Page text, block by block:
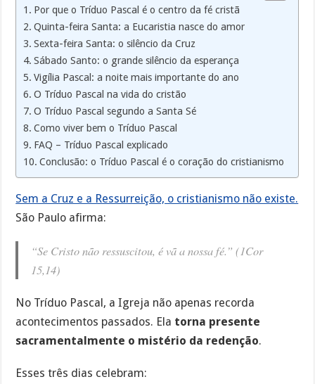
Por que o Tríduo Pascal é o centro da fé cristã
Quinta-feira Santa: a Eucaristia nasce do amor
Sexta-feira Santa: o silêncio da Cruz
Sábado Santo: o grande silêncio da esperança
Vigília Pascal: a noite mais importante do ano
O Tríduo Pascal na vida do cristão
O Tríduo Pascal segundo a Santa Sé
Como viver bem o Tríduo Pascal
FAQ – Tríduo Pascal explicado
Conclusão: o Tríduo Pascal é o coração do cristianismo
Sem a Cruz e a Ressurreição, o cristianismo não existe.
São Paulo afirma:
“Se Cristo não ressuscitou, é vã a nossa fé.” (1Cor
15,14)
No Tríduo Pascal, a Igreja não apenas recorda
acontecimentos passados. Ela torna presente
sacramentalmente o mistério da redenção.
Esses três dias celebram: